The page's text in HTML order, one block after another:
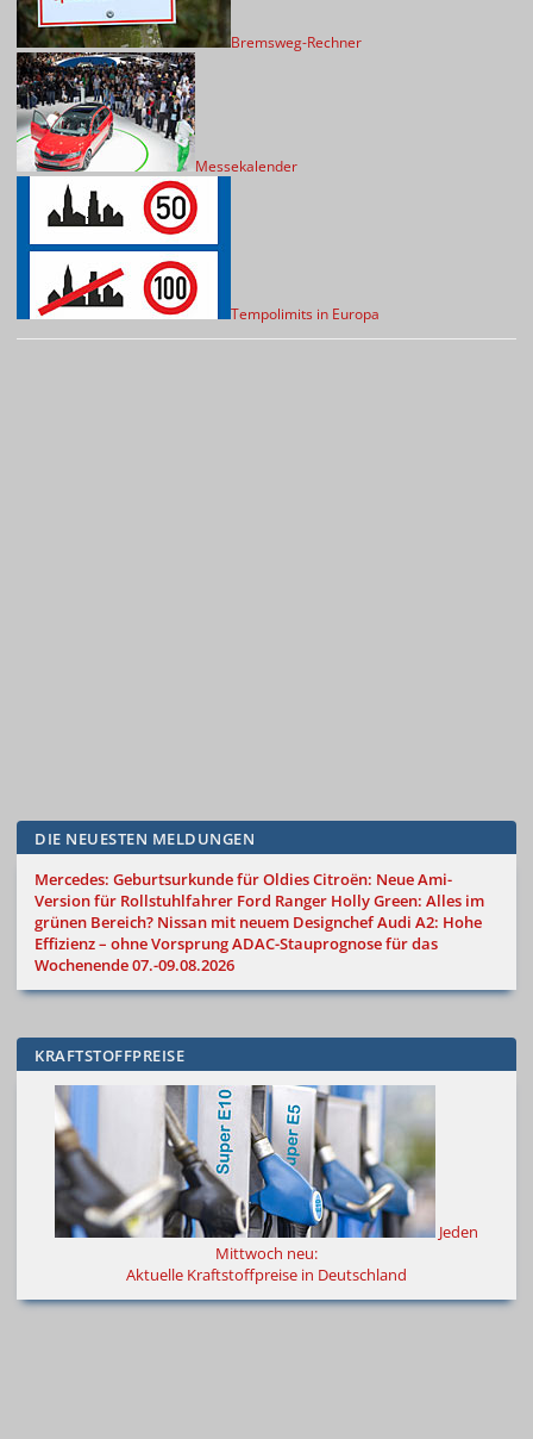
Bremsweg-Rechner
Messekalender
Tempolimits in Europa
DIE NEUESTEN MELDUNGEN
Mercedes: Geburtsurkunde für OldiesCitroën: Neue Ami-
Version für Rollstuhlfahrer Ford Ranger Holly Green: Alles im
grünen Bereich? Nissan mit neuem DesignchefAudi A2: Hohe
Effizienz – ohne VorsprungADAC-Stauprognose für das
Wochenende 07.-09.08.2026
KRAFTSTOFFPREISE
Jeden
Mittwoch neu:
Aktuelle Kraftstoffpreise in Deutschland